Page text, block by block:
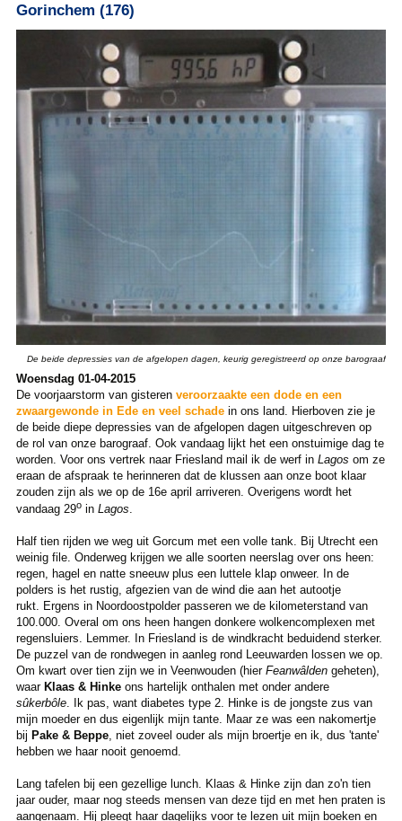
Gorinchem (176)
De beide depressies van de afgelopen dagen, keurig geregistreerd op onze barograaf
Woensdag 01-04-2015
De voorjaarstorm van gisteren veroorzaakte een dode en een
zwaargewonde in Ede en veel schadein ons land. Hierboven zie je
de beide diepe depressies van de afgelopen dagen uitgeschreven op
de rol van onze barograaf. Ook vandaag lijkt het een onstuimige dag te
worden. Voor ons vertrek naar Friesland mail ik de werf in Lagos om ze
eraan de afspraak te herinneren dat de klussen aan onze boot klaar
zouden zijn als we op de 16e april arriveren. Overigens wordt het
vandaag 29oin Lagos
Half tien rijden we weg uit Gorcum met een volle tank. Bij Utrecht een
weinig file. Onderweg krijgen we alle soorten neerslag over ons heen:
regen, hagel en natte sneeuw plus een luttele klap onweer. In de
polders is het rustig, afgezien van de wind die aan het autootje
rukt. Ergens in Noordoostpolder passeren we de kilometerstand van
100.000. Overal om ons heen hangen donkere wolkencomplexen met
regensluiers. Lemmer. In Friesland is de windkracht beduidend sterker.
De puzzel van de rondwegen in aanleg rond Leeuwarden lossen we op.
Om kwart over tien zijn we in Veenwouden (hier Feanwâldengeheten),
waar Klaas & Hinkeons hartelijk onthalen met onder andere
sûkerbôle. Ik pas, want diabetes type 2. Hinke is de jongste zus van
mijn moeder en dus eigenlijk mijn tante. Maar ze was een nakomertje
bij Pake & Beppe, niet zoveel ouder als mijn broertje en ik, dus 'tante'
hebben we haar nooit genoemd.
Lang tafelen bij een gezellige lunch. Klaas & Hinke zijn dan zo'n tien
jaar ouder, maar nog steeds mensen van deze tijd en met hen praten is
aangenaam. Hij pleegt haar dagelijks voor te lezen uit mijn boeken en